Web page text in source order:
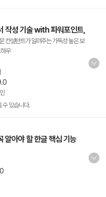
작성 기술 with 파워포인트,
컨설턴트가 알려주는 가독성 높은 보
우
수 있습니다.
알아야 할 한글 핵심 기능